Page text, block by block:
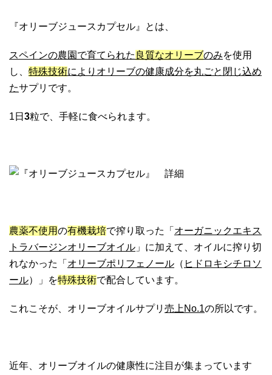
『オリーブジュースカプセル』とは、
スペインの農園で育てられた 良質なオリーブのみを使用
し、 特殊技術によりオリーブの健康成分を丸ごと閉じ込め
たサプリです。
1日 3粒で、手軽に食べられます。
農薬不使用の有機栽培で搾り取った「 オーガニックエキス
トラバージンオリーブオイル 」に加えて、オイルに搾り切
れなかった「 オリーブポリフェノール （ ヒドロキシチロソ
ール）」を特殊技術で配合しています。
これこそが、オリーブオイルサプリ 売上No.1の所以です。
近年、オリーブオイルの健康性に注目が集まっています